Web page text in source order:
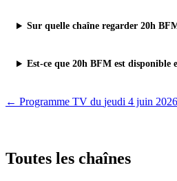
Sur quelle chaîne regarder 20h
Est-ce que 20h BFM est disponible
← Programme TV du jeudi 4 juin 2026
Toutes les chaînes